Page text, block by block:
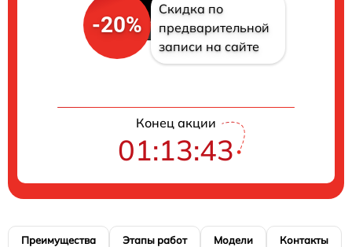
-20%
Скидка по
предварительной
записи на сайте
Конец акции
01:13:42
Преимущества Этапы работ Модели Контакты